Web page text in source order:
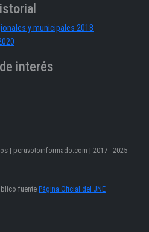
y municipales 2018
interés
| peruvotoinformado.com | 2017 - 2025
fuente Página Oficial del JNE